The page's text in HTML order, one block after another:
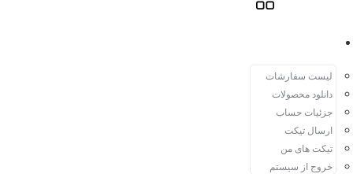
لیست سفارشات
دانلود محصولات
جزئیات حساب
ارسال تیکت
تیکت های من
خروج از سیستم